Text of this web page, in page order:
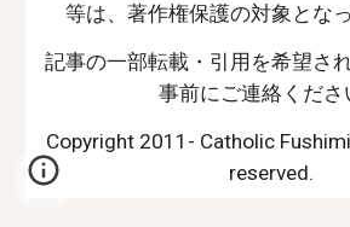
等は、著作権保護の対象とな
記事の一部転載・引用を希望さ
事前にご連絡くださ
Copyright 2011- Catholic
reserved.